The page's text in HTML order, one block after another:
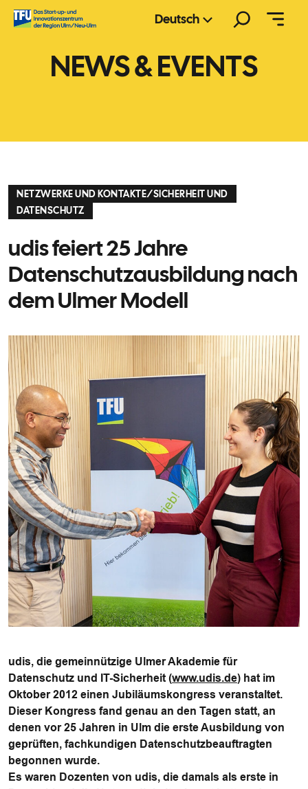
Zum
Inhalt
Deutsch
NEWS & EVENTS
NETZWERKE UND KONTAKTE/SICHERHEIT UND
DATENSCHUTZ
udis feiert 25 Jahre
Datenschutzausbildung nach
dem Ulmer Modell
udis, die gemeinnützige Ulmer Akademie für
Datenschutz und IT-Sicherheit (www.udis.de) hat im
Oktober 2012 einen Jubiläumskongress veranstaltet.
Dieser Kongress fand genau an den Tagen statt, an
denen vor 25 Jahren in Ulm die erste Ausbildung von
geprüften, fachkundigen Datenschutzbeauftragten
begonnen wurde.
Es waren Dozenten von udis, die damals als erste in